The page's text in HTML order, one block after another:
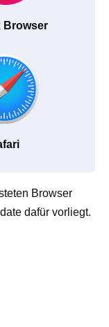
Browser
Browser
dafür vorliegt.